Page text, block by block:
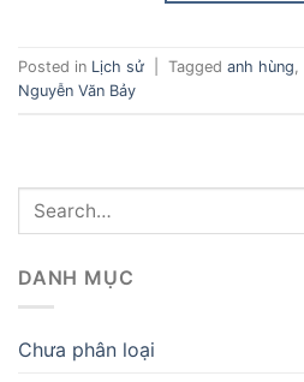
Posted in Lịch sử Tagged anh hùng,
Nguyễn Văn Bảy
DANH MỤC
Chưa phân loại